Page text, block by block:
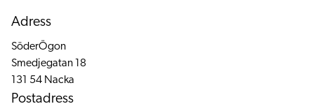
Adress
SöderÖgon
Smedjegatan 18
131 54 Nacka
Postadress